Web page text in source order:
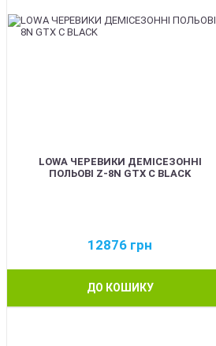
LOWA ЧЕРЕВИКИ ДЕМІСЕЗОННІ
ПОЛЬОВІ Z-8N GTX C BLACK
12876 грн
ДО КОШИКУ